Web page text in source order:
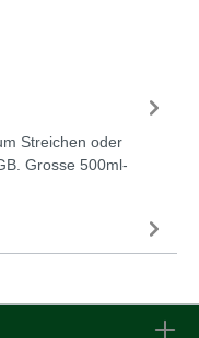
Streichen oder
Grosse 500ml-